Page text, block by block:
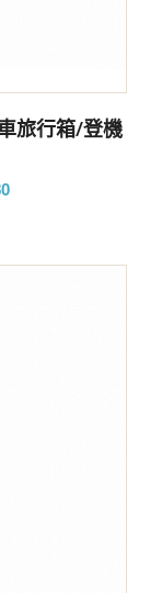
旅行箱/登機